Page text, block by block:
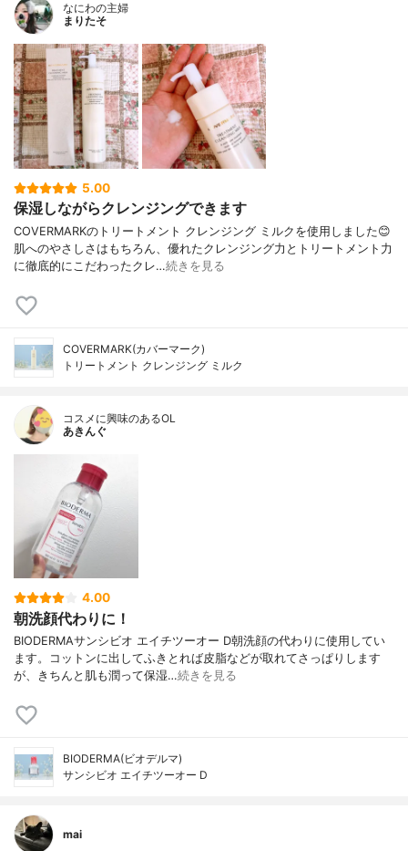
なにわの主婦
まりたそ
5.00
保湿しながらクレンジングできます
COVERMARKのトリートメント クレンジング ミルクを使用しました😊
肌へのやさしさはもちろん、優れたクレンジング力とトリートメント力
に徹底的にこだわったクレ…続きを見る
COVERMARK(カバーマーク)
トリートメント クレンジング ミルク
コスメに興味のあるOL
あきんぐ
4.00
朝洗顔代わりに！
BIODERMAサンシビオ エイチツーオー D朝洗顔の代わりに使用してい
ます。コットンに出してふきとれば皮脂などが取れてさっぱりします
が、きちんと肌も潤って保湿…続きを見る
BIODERMA(ビオデルマ)
サンシビオ エイチツーオー D
mai